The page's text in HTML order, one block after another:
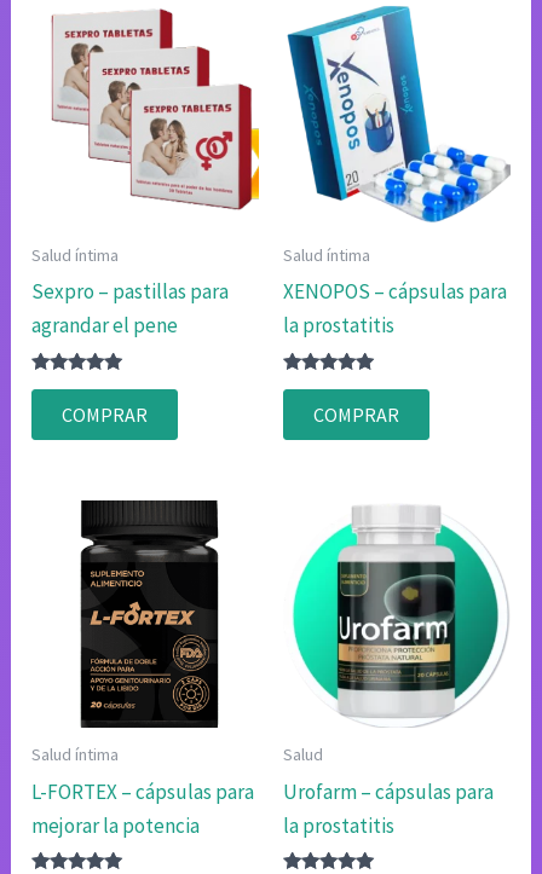
Salud íntima
Sexpro – pastillas para
agrandar el pene
Valorado
4.80
de 5
COMPRAR
Salud íntima
XENOPOS – cápsulas para
la prostatitis
Valorado
4.83
de 5
COMPRAR
Salud íntima
L-FORTEX – cápsulas para
mejorar la potencia
Salud
Urofarm – cápsulas para
la prostatitis